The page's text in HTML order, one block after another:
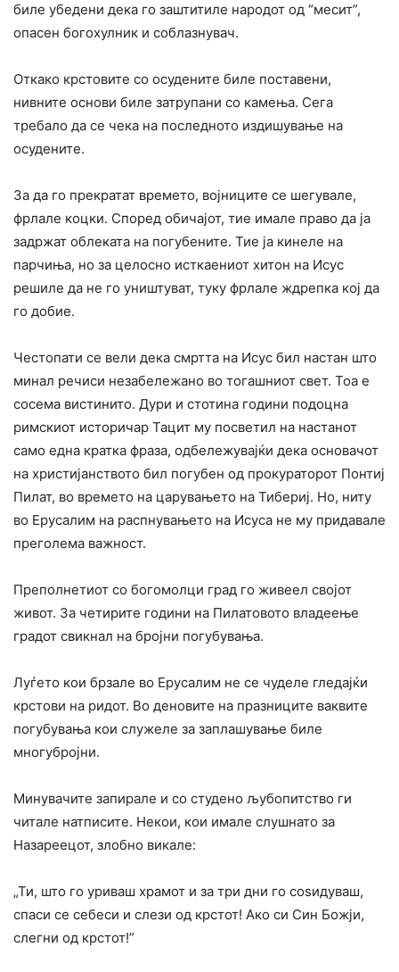
биле убедени дека го заштитиле народот од “месит”,
опасен богохулник и соблазнувач.
Откако крстовите co осудените биле поставени,
нивните основи биле затрупани co камења. Сега
требало да се чека на последното издишување на
осудените.
За да го прекратат времето, војниците се шегувале,
фрлале коцки. Според обичајот, тие имале право да ja
задржат облеката на погубените. Тие ја кинеле на
парчиња, но за целосно исткаениот хитон на Исус
решиле да не го уништуват, туку фрлале ждрепка кој да
го добие.
Честопати се вели дека смртта на Исус бил настан што
минал речиси незабележано во тогашниот свет. Тоа е
сосема вистинито. Дури и стотина години подоцна
римскиот историчар Тацит му посветил на настанот
само една кратка фраза, одбележувајќи дека основачот
на христијанството бил погубен од прокураторот Понтиј
Пилат, во времето на царувањето на Тибериј. Но, ниту
во Ерусалим на распнувањето на Исуса не му придавале
преголема важност.
Преполнетиот co богомолци град го живеел својот
живот. За четирите години на Пилатовото владеење
градот свикнал на бројни погубувања.
Луѓето кои брзале во Ерусалим не се чуделе гледајќи
крстови на ридот. Во деновите на празниците ваквите
погубувања кои служеле за заплашување биле
многубројни.
Минувачите запирале и co студено љубопитство ги
читале натписите. Некои, кои имале слушнато за
Назареецот, злобно викале:
„Ти, што го уриваш храмот и за три дни го соѕидуваш,
спаси се себеси и слези од крстот! Ако си Син Божји,
слегни од крстот!”